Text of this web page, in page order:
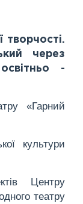
творчості.
через
-
«Гарний
культури
Центру
театру